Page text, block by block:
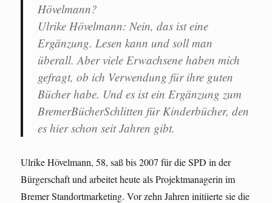
Hövelmann?
Ulrike Hövelmann: Nein, das ist eine
Ergänzung. Lesen kann und soll man
überall. Aber viele Erwachsene haben mich
gefragt, ob ich Verwendung für ihre guten
Bücher habe. Und es ist ein Ergänzung zum
BremerBücherSchlitten für Kinderbücher, den
es hier schon seit Jahren gibt.
Ulrike Hövelmann, 58, saß bis 2007 für die SPD in der
Bürgerschaft und arbeitet heute als Projektmanagerin im
Bremer Standortmarketing. Vor zehn Jahren initiierte sie die